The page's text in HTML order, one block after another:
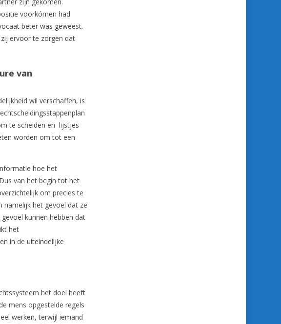
voorkómen had
beter was geweest.
ervoor te zorgen dat
van
wil verschaffen, is
te scheiden en lijstjes
worden om tot een
hoe het
van het begin tot het
om precies te
namelijk het gevoel dat ze
kunnen hebben dat
het
in de uiteindelijke
het doel heeft
mens opgestelde regels
werken, terwijl iemand